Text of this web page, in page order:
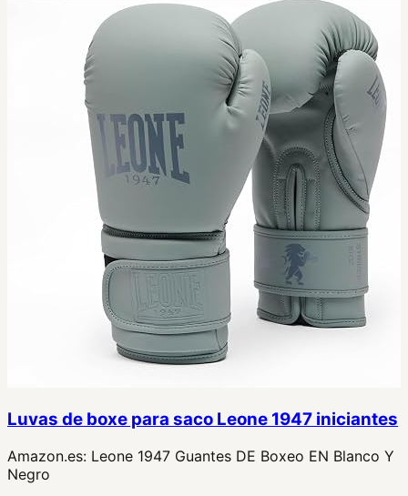
Luvas de boxe para saco Leone 1947 iniciantes
Amazon.es: Leone 1947 Guantes DE Boxeo EN Blanco Y
Negro